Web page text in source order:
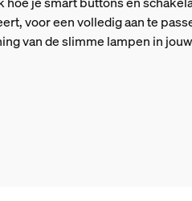
voor een volledig aan te
van de slimme lampen in